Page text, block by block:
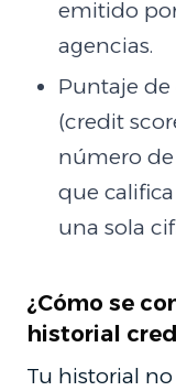
emitido
agencias.
Puntaje
(credit
número
que
una sola
¿Cómo se
historial
Tu historial no